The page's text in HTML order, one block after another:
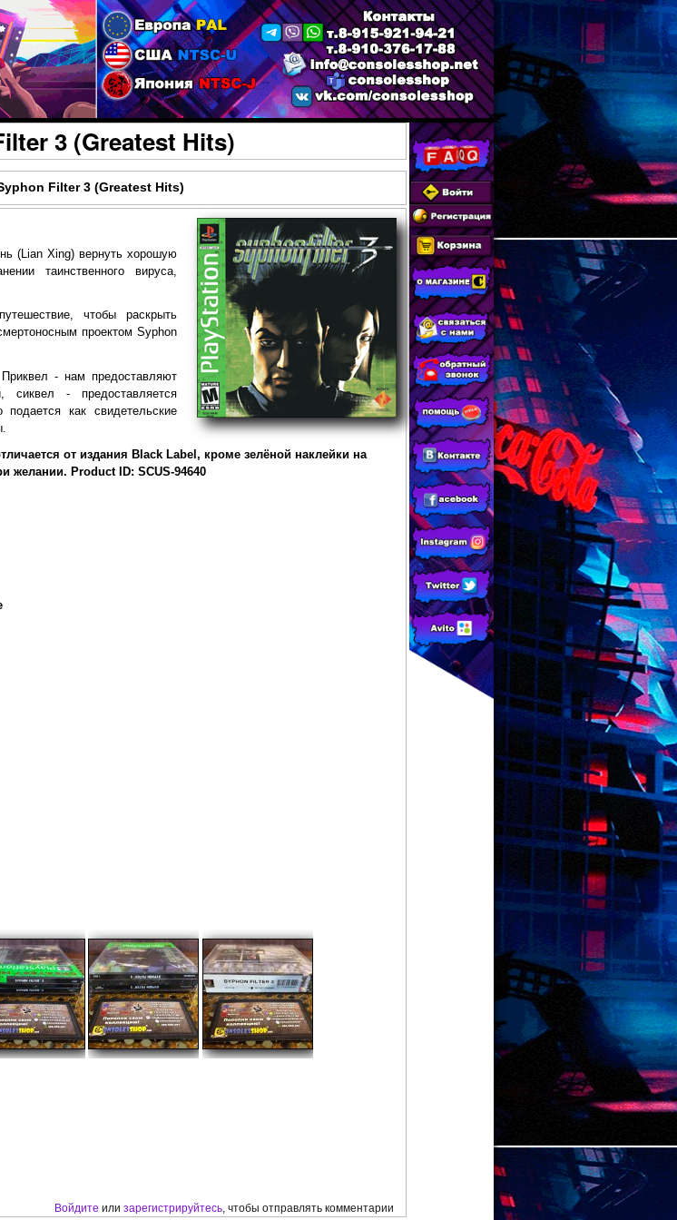
Перейти к основному
содержанию
3 (Greatest Hits)
Filter 3 (Greatest Hits)
(Lian Xing) вернуть хорошую
таинственного вируса,
чтобы раскрыть
проектом Syphon
- нам предоставляют
сиквел - предоставляется
как свидетельские
от издания Black Label, кроме зелёной наклейки на
желании. Product ID: SCUS-94640
Войдите илизарегистрируйтесь , чтобы отправлять комментарии